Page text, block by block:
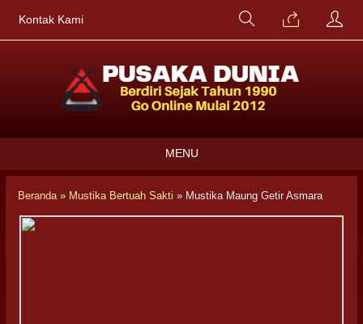
Kontak Kami
MENU
Beranda» Mustika Bertuah Sakti » Mustika Maung Getir Asmara